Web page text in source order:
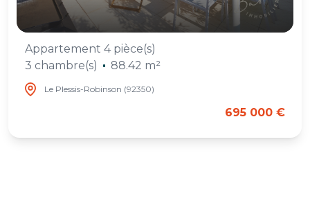
Appartement 4 pièce(s)
3 chambre(s)
88.42 m²
Le Plessis-Robinson (92350)
695 000 €